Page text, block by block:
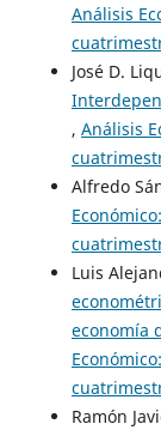
Análisis
José D.
, Análisis
Alfredo
Luis
economía
Ramón